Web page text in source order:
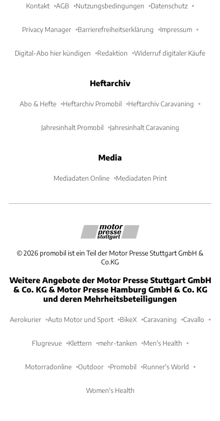
Kontakt AGB Nutzungsbedingungen Datenschutz
Privacy Manager Barrierefreiheitserklärung Impressum
Digital-Abo hier kündigen Redaktion Widerruf digitaler Käufe
Heftarchiv
Abo & Hefte Heftarchiv Promobil Heftarchiv Caravaning
Jahresinhalt Promobil Jahresinhalt Caravaning
Media
Mediadaten Online Mediadaten Print
©2026 promobil ist ein Teil der Motor Presse Stuttgart GmbH &
Co.KG
Weitere Angebote der Motor Presse Stuttgart GmbH
& Co. KG & Motor Presse Hamburg GmbH & Co. KG
und deren Mehrheitsbeteiligungen
Aerokurier Auto Motor und Sport BikeX Caravaning Cavallo
Flugrevue Klettern mehr-tanken Men's Health
Motorradonline Outdoor Promobil Runner's World
Women's Health